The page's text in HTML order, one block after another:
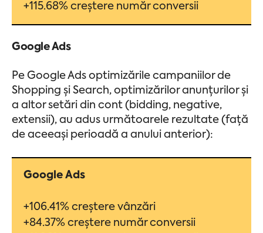
+115.68% creștere număr conversii
Google Ads
Pe Google Ads optimizările campaniilor de
Shopping și Search, optimizărilor anunțurilor și
a altor setări din cont (bidding, negative,
extensii), au adus următoarele rezultate (față
de aceeași perioadă a anului anterior):
Google Ads
+106.41% creștere vânzări
+84.37% creștere număr conversii